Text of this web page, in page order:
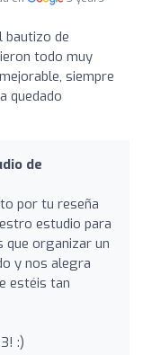
bautizo de
todo muy
siempre
quedado
de
por tu reseña
estudio para
que organizar un
y nos alegra
estéis tan
:)